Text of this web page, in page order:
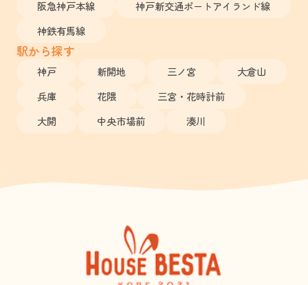
阪急神戸本線
神戸新交通ポートアイランド線
神鉄有馬線
駅から探す
神戸 新開地 三ノ宮
大倉山
兵庫
花隈
三宮・花時計前
大開
中央市場前 湊川